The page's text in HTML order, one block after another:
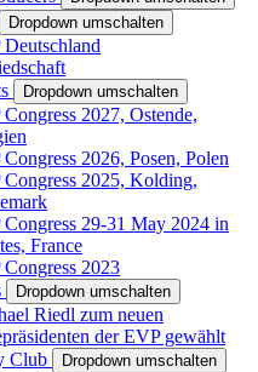
Dropdown umschalten
Deutschland
Dropdown umschalten
Congress 2027, Ostende,
Congress 2026, Posen, Polen
Congress 2025, Kolding,
Congress 29-31 May 2024 in
France
Congress 2023
Dropdown umschalten
Riedl zum neuen
der EVP gewählt
Club
Dropdown umschalten